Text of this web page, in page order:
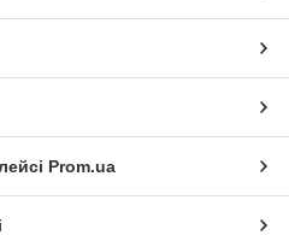
Prom.ua